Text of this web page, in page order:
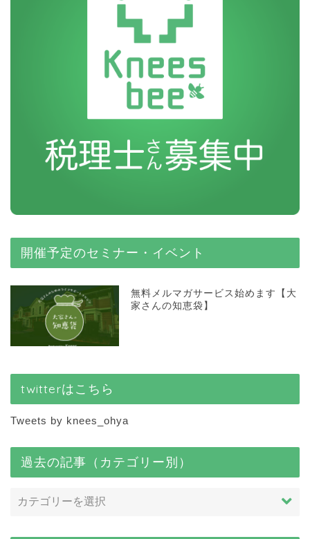
開催予定のセミナー・イベント
無料メルマガサービス始めます【大
家さんの知恵袋】
twitterはこちら
Tweets by knees_ohya
過去の記事（カテゴリー別）